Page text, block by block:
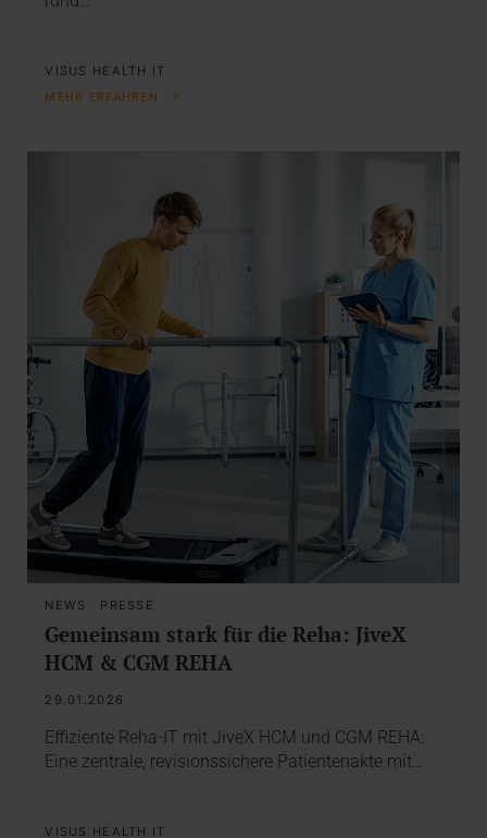
VISUS HEALTH IT
MEHR ERFAHREN
NEWS · PRESSE
Gemeinsam stark für die Reha: JiveX
HCM & CGM REHA
29.01.2026
Effiziente Reha-IT mit JiveX HCM und CGM REHA:
Eine zentrale, revisionssichere Patientenakte mit…
VISUS HEALTH IT